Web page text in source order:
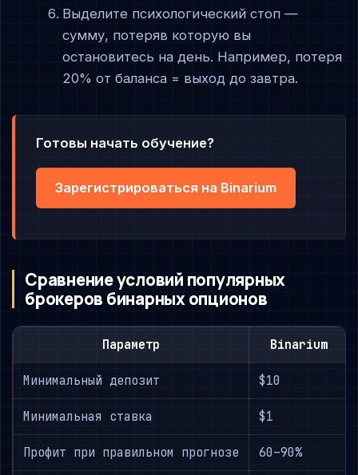
Выделите психологический стоп —
сумму, потеряв которую вы
остановитесь на день. Например, потеря
20% от баланса = выход до завтра.
Готовы начать обучение?
Зарегистрироваться на Binarium
Сравнение условий популярных
брокеров бинарных опционов
Параметр Binarium
Минимальный депозит $10
Минимальная ставка $1
Профит при правильном прогнозе 60–90%